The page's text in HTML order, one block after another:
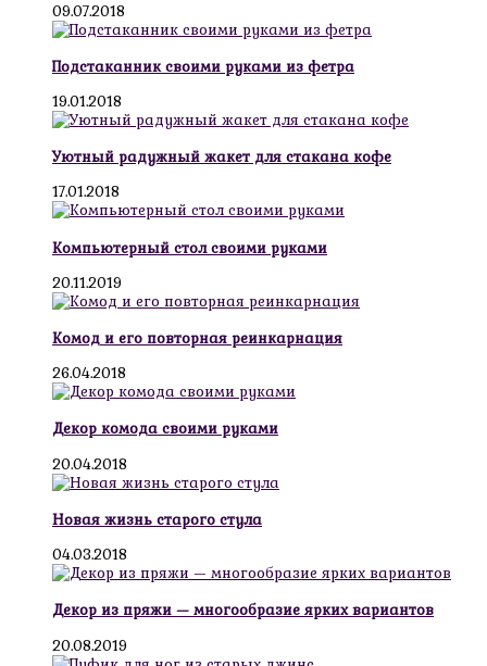
09.07.2018
Подстаканник своими руками из фетра
19.01.2018
Уютный радужный жакет для стакана кофе
17.01.2018
Компьютерный стол своими руками
20.11.2019
Комод и его повторная реинкарнация
26.04.2018
Декор комода своими руками
20.04.2018
Новая жизнь старого стула
04.03.2018
Декор из пряжи — многообразие ярких вариантов
20.08.2019